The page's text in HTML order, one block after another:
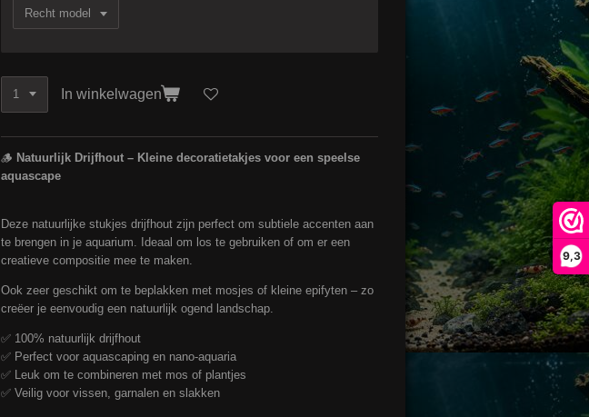
9,3
In winkelwagen
🪵 Natuurlijk Drijfhout – Kleine decoratietakjes voor een speelse
aquascape
Deze natuurlijke stukjes drijfhout zijn perfect om subtiele accenten aan
te brengen in je aquarium. Ideaal om los te gebruiken of om er een
creatieve compositie mee te maken.
Ook zeer geschikt om te beplakken met mosjes of kleine epifyten – zo
creëer je eenvoudig een natuurlijk ogend landschap.
✅ 100% natuurlijk drijfhout
✅ Perfect voor aquascaping en nano-aquaria
✅ Leuk om te combineren met mos of plantjes
✅ Veilig voor vissen, garnalen en slakken